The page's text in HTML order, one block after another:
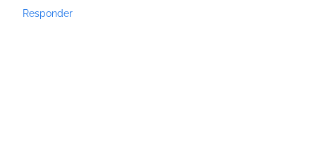
Responder